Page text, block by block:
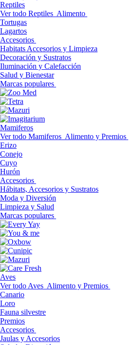
Reptiles
Ver todo Reptiles Alimento
Tortugas
Lagartos
Accesorios
Habitats Accesorios y Limpieza
Decoración y Sustratos
Iluminación y Calefacción
Salud y Bienestar
Marcas populares
Mamiferos
Ver todo Mamiferos Alimento y Premios
Erizo
Conejo
Cuyo
Hurón
Accesorios
Hábitats, Accesorios y Sustratos
Moda y Diversión
Limpieza y Salud
Marcas populares
Aves
Ver todo Aves Alimento y Premios
Canario
Loro
Fauna silvestre
Premios
Accesorios
Jaulas y Accesorios